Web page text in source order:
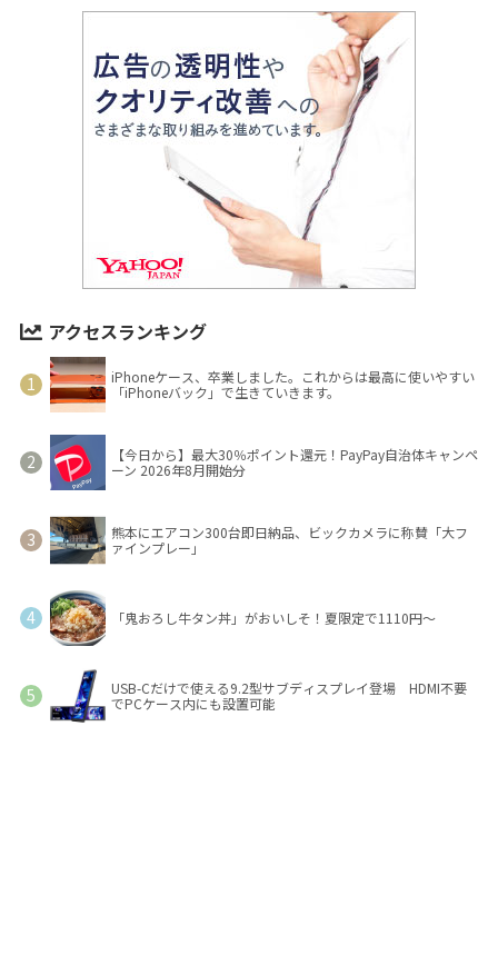
アクセスランキング
iPhoneケース、卒業しました。これからは最高に使いやすい
「iPhoneバック」で生きていきます。
【今日から】最大30％ポイント還元！PayPay自治体キャンペ
ーン 2026年8月開始分
熊本にエアコン300台即日納品、ビックカメラに称賛「大フ
ァインプレー」
「鬼おろし牛タン丼」がおいしそ！夏限定で1110円～
USB-Cだけで使える9.2型サブディスプレイ登場 HDMI不要
でPCケース内にも設置可能